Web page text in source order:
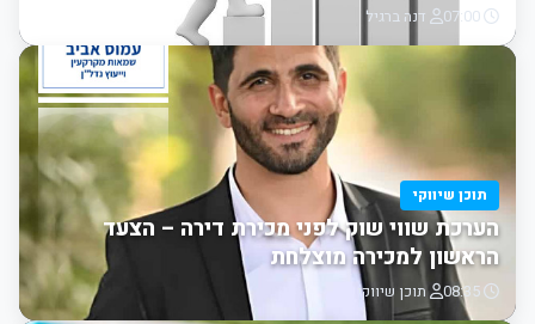
דנה ברגיל
תוכן שיווקי
הערכת שווי שוק לפני מכירת דירה – הצעד
הראשון למכירה מוצלחת
תוכן שיווקי